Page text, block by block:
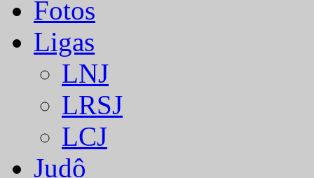
Fotos
Ligas
LNJ
LRSJ
LCJ
Judô